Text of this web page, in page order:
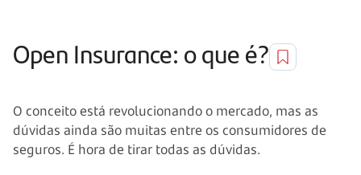
Open Insurance: o que é?
O conceito está revolucionando o mercado, mas as
dúvidas ainda são muitas entre os consumidores de
seguros. É hora de tirar todas as dúvidas.